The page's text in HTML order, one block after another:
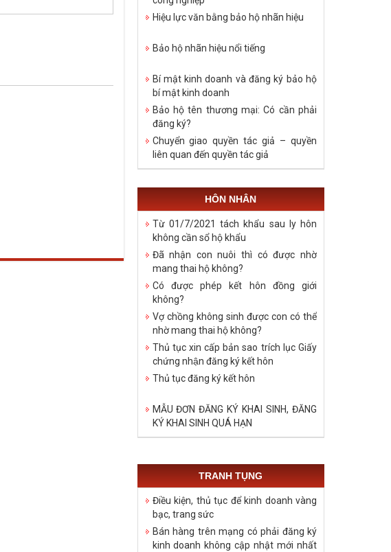
Hiệu lực văn bằng bảo hộ nhãn hiệu
Bảo hộ nhãn hiệu nổi tiếng
Bí mật kinh doanh và đăng ký bảo hộ
bí mật kinh doanh
Bảo hộ tên thương mại: Có cần phải
đăng ký?
Chuyển giao quyền tác giả – quyền
liên quan đến quyền tác giả
HÔN NHÂN
Từ 01/7/2021 tách khẩu sau ly hôn
không cần sổ hộ khẩu
Đã nhận con nuôi thì có được nhờ
mang thai hộ không?
Có được phép kết hôn đồng giới
không?
Vợ chồng không sinh được con có thể
nhờ mang thai hộ không?
Thủ tục xin cấp bản sao trích lục Giấy
chứng nhận đăng ký kết hôn
Thủ tục đăng ký kết hôn
MẪU ĐƠN ĐĂNG KÝ KHAI SINH, ĐĂNG
KÝ KHAI SINH QUÁ HẠN
TRANH TỤNG
Điều kiện, thủ tục để kinh doanh vàng
bạc, trang sức
Bán hàng trên mạng có phải đăng ký
kinh doanh không cập nhật mới nhất